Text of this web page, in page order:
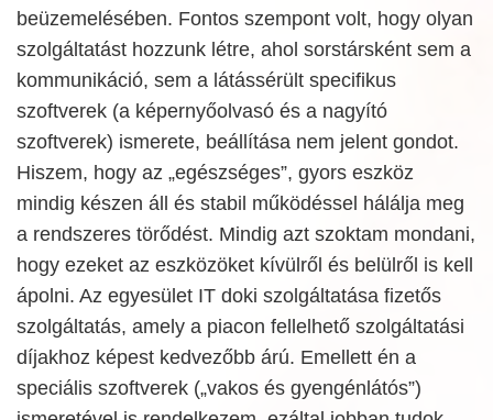
beüzemelésében. Fontos szempont volt, hogy olyan
szolgáltatást hozzunk létre, ahol sorstársként sem a
kommunikáció, sem a látássérült specifikus
szoftverek (a képernyőolvasó és a nagyító
szoftverek) ismerete, beállítása nem jelent gondot.
Hiszem, hogy az „egészséges”, gyors eszköz
mindig készen áll és stabil működéssel hálálja meg
a rendszeres törődést. Mindig azt szoktam mondani,
hogy ezeket az eszközöket kívülről és belülről is kell
ápolni. Az egyesület IT doki szolgáltatása fizetős
szolgáltatás, amely a piacon fellelhető szolgáltatási
díjakhoz képest kedvezőbb árú. Emellett én a
speciális szoftverek („vakos és gyengénlátós”)